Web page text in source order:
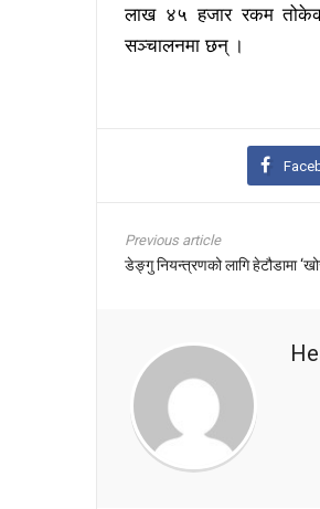
लाख ४५ हजार रकम
सञ्चालनमा छन् ।
Previous article
डेङ्गु नियन्त्रणको लागि हेटौडामा